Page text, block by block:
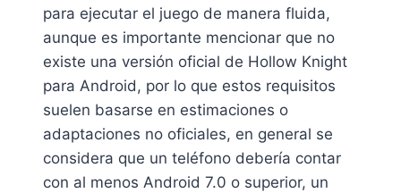
para ejecutar el juego de manera fluida,
aunque es importante mencionar que no
existe una versión oficial de Hollow Knight
para Android, por lo que estos requisitos
suelen basarse en estimaciones o
adaptaciones no oficiales, en general se
considera que un teléfono debería contar
con al menos Android 7.0 o superior, un